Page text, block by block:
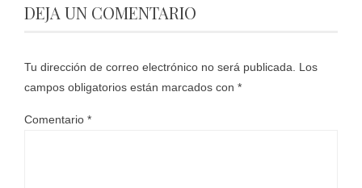
DEJA UN COMENTARIO
Tu dirección de correo electrónico no será publicada.
Los
campos obligatorios están marcados con *
Comentario *